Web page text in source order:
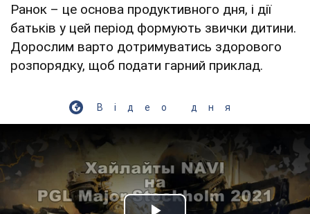
Ранок – це основа продуктивного дня, і дії
батьків у цей період формують звички дитини.
Дорослим варто дотримуватись здорового
розпорядку, щоб подати гарний приклад.
Відео дня